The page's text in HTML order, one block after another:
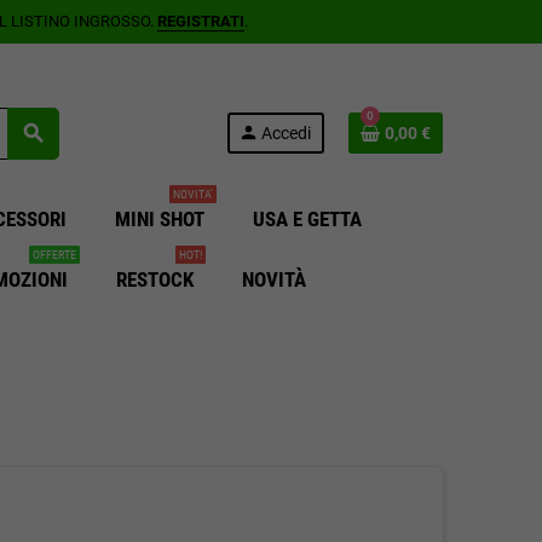
LISTINO INGROSSO. REGISTRATI.
search person Accedi
0
0,00 €
MINI SHOT
NOVITA'
USA E GETTA
OFFERTE
RESTOCK
HOT!
NOVITÀ